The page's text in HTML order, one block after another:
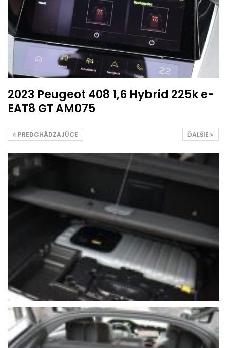
2023 Peugeot 408 1,6 Hybrid 225k e-
EAT8 GT AM075
ĎALŠIE
PREDCHÁDZAJÚCE